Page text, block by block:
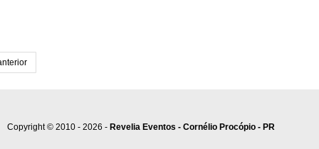
Copyright © 2010 - 2026 - Revelia Eventos - Cornélio Procópio - PR